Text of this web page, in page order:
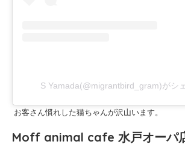
S Yamada(@migrantbird_gram)がシ
お客さん慣れした猫ちゃんが沢山います。
Moff animal cafe 水戸オーパ